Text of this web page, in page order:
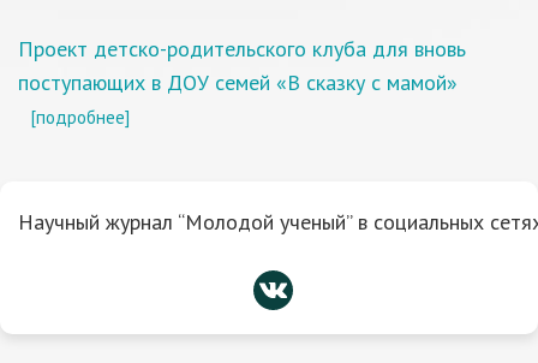
Проект детско-родительского клуба для вновь
поступающих в ДОУ семей «В сказку с мамой»
[подробнее]
Научный журнал “Молодой ученый” в социальных